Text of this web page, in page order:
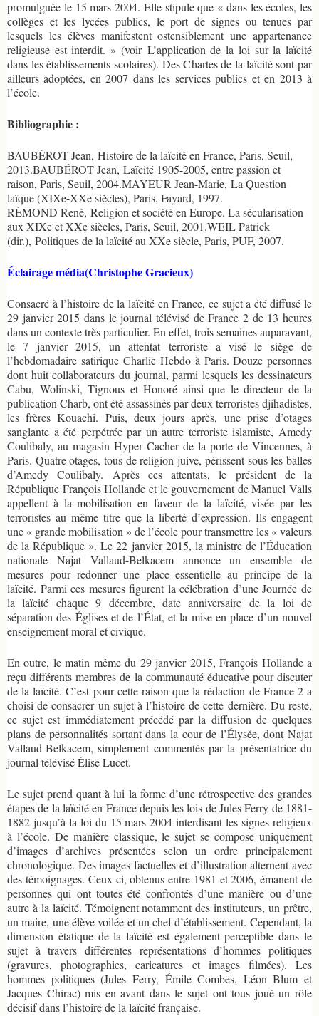
promulguée le 15 mars 2004. Elle stipule que « dans les écoles, les
collèges et les lycées publics, le port de signes ou tenues par
lesquels les élèves manifestent ostensiblement une appartenance
religieuse est interdit. » (voir L’application de la loi sur la laïcité
dans les établissements scolaires). Des Chartes de la laïcité sont par
ailleurs adoptées, en 2007 dans les services publics et en 2013 à
l’école.
Bibliographie :
BAUBÉROT Jean, Histoire de la laïcité en France, Paris, Seuil,
2013.BAUBÉROT Jean, Laïcité 1905-2005, entre passion et
raison, Paris, Seuil, 2004.MAYEUR Jean-Marie, La Question
laïque (XIXe-XXe siècles), Paris, Fayard, 1997.
RÉMOND René, Religion et société en Europe. La sécularisation
aux XIXe et XXe siècles, Paris, Seuil, 2001.WEIL Patrick
(dir.), Politiques de la laïcité au XXe siècle, Paris, PUF, 2007.
Éclairage média(Christophe Gracieux)
Consacré à l’histoire de la laïcité en France, ce sujet a été diffusé le
29 janvier 2015 dans le journal télévisé de France 2 de 13 heures
dans un contexte très particulier. En effet, trois semaines auparavant,
le 7 janvier 2015, un attentat terroriste a visé le siège de
l’hebdomadaire satirique Charlie Hebdo à Paris. Douze personnes
dont huit collaborateurs du journal, parmi lesquels les dessinateurs
Cabu, Wolinski, Tignous et Honoré ainsi que le directeur de la
publication Charb, ont été assassinés par deux terroristes djihadistes,
les frères Kouachi. Puis, deux jours après, une prise d’otages
sanglante a été perpétrée par un autre terroriste islamiste, Amedy
Coulibaly, au magasin Hyper Cacher de la porte de Vincennes, à
Paris. Quatre otages, tous de religion juive, périssent sous les balles
d’Amedy Coulibaly. Après ces attentats, le président de la
République François Hollande et le gouvernement de Manuel Valls
appellent à la mobilisation en faveur de la laïcité, visée par les
terroristes au même titre que la liberté d’expression. Ils engagent
une « grande mobilisation » de l’école pour transmettre les « valeurs
de la République ». Le 22 janvier 2015, la ministre de l’Éducation
nationale Najat Vallaud-Belkacem annonce un ensemble de
mesures pour redonner une place essentielle au principe de la
laïcité. Parmi ces mesures figurent la célébration d’une Journée de
la laïcité chaque 9 décembre, date anniversaire de la loi de
séparation des Églises et de l’État, et la mise en place d’un nouvel
enseignement moral et civique.
En outre, le matin même du 29 janvier 2015, François Hollande a
reçu différents membres de la communauté éducative pour discuter
de la laïcité. C’est pour cette raison que la rédaction de France 2 a
choisi de consacrer un sujet à l’histoire de cette dernière. Du reste,
ce sujet est immédiatement précédé par la diffusion de quelques
plans de personnalités sortant dans la cour de l’Élysée, dont Najat
Vallaud-Belkacem, simplement commentés par la présentatrice du
journal télévisé Élise Lucet.
Le sujet prend quant à lui la forme d’une rétrospective des grandes
étapes de la laïcité en France depuis les lois de Jules Ferry de 1881-
1882 jusqu’à la loi du 15 mars 2004 interdisant les signes religieux
à l’école. De manière classique, le sujet se compose uniquement
d’images d’archives présentées selon un ordre principalement
chronologique. Des images factuelles et d’illustration alternent avec
des témoignages. Ceux-ci, obtenus entre 1981 et 2006, émanent de
personnes qui ont toutes été confrontés d’une manière ou d’une
autre à la laïcité. Témoignent notamment des instituteurs, un prêtre,
un maire, une élève voilée et un chef d’établissement. Cependant, la
dimension étatique de la laïcité est également perceptible dans le
sujet à travers différentes représentations d’hommes politiques
(gravures, photographies, caricatures et images filmées). Les
hommes politiques (Jules Ferry, Émile Combes, Léon Blum et
Jacques Chirac) mis en avant dans le sujet ont tous joué un rôle
décisif dans l’histoire de la laïcité française.